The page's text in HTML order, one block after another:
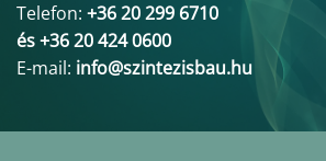
Telefon: +36 20 299 6710
és +36 20 424 0600
E-mail: info@szintezisbau.hu